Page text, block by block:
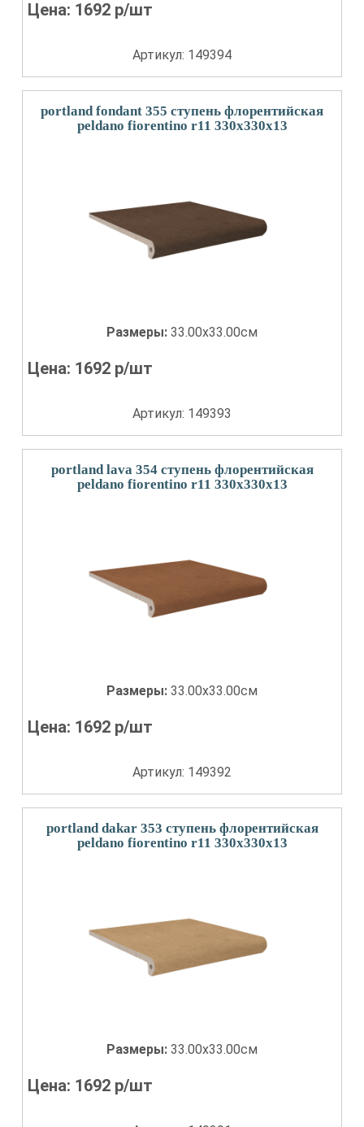
Цена: 1692 р/шт
Артикул: 149394
portland fondant 355 ступень флорентийская
peldano fiorentino r11 330x330x13
Размеры: 33.00x33.00см
Цена: 1692 р/шт
Артикул: 149393
portland lava 354 ступень флорентийская
peldano fiorentino r11 330x330x13
Размеры: 33.00x33.00см
Цена: 1692 р/шт
Артикул: 149392
portland dakar 353 ступень флорентийская
peldano fiorentino r11 330x330x13
Размеры: 33.00x33.00см
Цена: 1692 р/шт